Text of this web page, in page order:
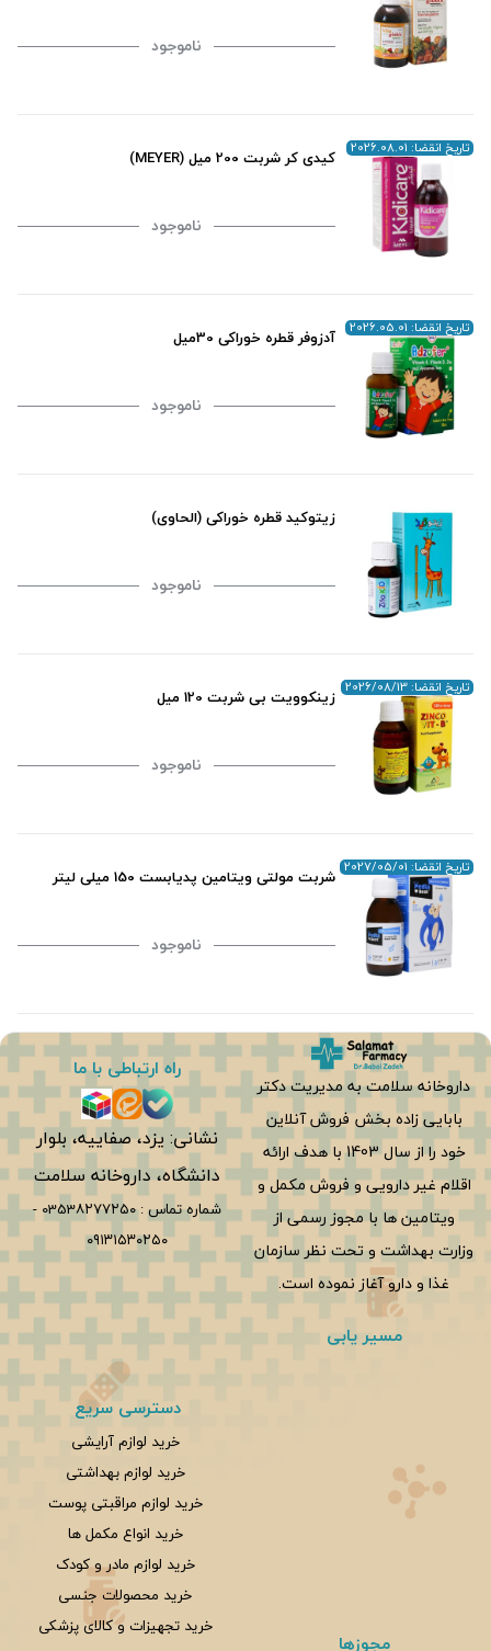
ناموجود
تاریخ انقضا: 2026.08.01 کیدی کر شربت 200 میل (MEYER)
ناموجود
تاریخ انقضا: 2026.05.01 آدزوفر قطره خوراکی 30میل
ناموجود
زیتوکید قطره خوراکی (الحاوی)
ناموجود
تاریخ انقضا: 2026/08/13 زینکوویت بی شربت 120 میل
ناموجود
تاریخ انقضا: 2027/05/01 شربت مولتی ویتامین پدیابست 150 میلی لیتر
ناموجود
داروخانه سلامت به مدیریت دکتر
بابایی زاده بخش فروش آنلاین
خود را از سال 1403 با هدف ارائه
اقلام غیر دارویی و فروش مکمل و
ویتامین ها با مجوز رسمی از
وزارت بهداشت و تحت نظر سازمان
غذا و دارو آغاز نموده است.
راه ارتباطی با ما
نشانی: یزد، صفاییه، بلوار
دانشگاه، داروخانه سلامت
شماره تماس :0353۸۲۷۷۲۵۰ -
۰۹۱۳۱۵۳۰۲۵۰
مسیر یابی
مجوزها
دسترسی سریع
خرید لوازم آرایشی
خرید لوازم بهداشتی
خرید لوازم مراقبتی پوست
خرید انواع مکمل ها
خرید لوازم مادر و کودک
خرید محصولات جنسی
خرید تجهیزات و کالای پزشکی